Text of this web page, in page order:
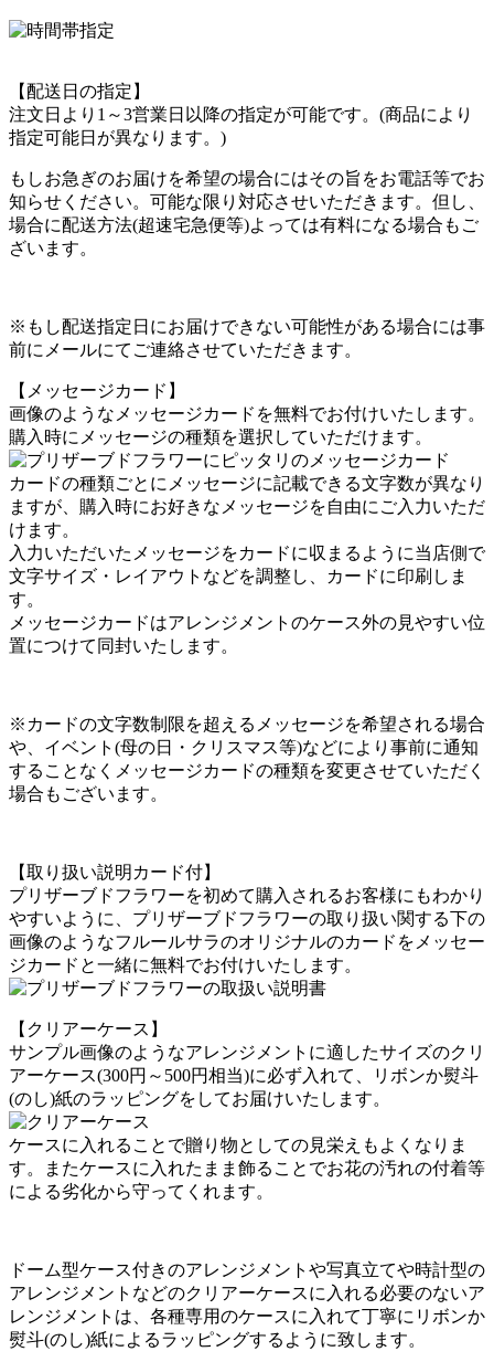
【配送日の指定】
注文日より1～3営業日以降の指定が可能です。(商品により
指定可能日が異なります。)
もしお急ぎのお届けを希望の場合にはその旨をお電話等でお
知らせください。可能な限り対応させいただきます。但し、
場合に配送方法(超速宅急便等)よっては有料になる場合もご
ざいます。
※もし配送指定日にお届けできない可能性がある場合には事
前にメールにてご連絡させていただきます。
【メッセージカード】
画像のようなメッセージカードを無料でお付けいたします。
購入時にメッセージの種類を選択していただけます。
カードの種類ごとにメッセージに記載できる文字数が異なり
ますが、購入時にお好きなメッセージを自由にご入力いただ
けます。
入力いただいたメッセージをカードに収まるように当店側で
文字サイズ・レイアウトなどを調整し、カードに印刷しま
す。
メッセージカードはアレンジメントのケース外の見やすい位
置につけて同封いたします。
※カードの文字数制限を超えるメッセージを希望される場合
や、イベント(母の日・クリスマス等)などにより事前に通知
することなくメッセージカードの種類を変更させていただく
場合もございます。
【取り扱い説明カード付】
プリザーブドフラワーを初めて購入されるお客様にもわかり
やすいように、プリザーブドフラワーの取り扱い関する下の
画像のようなフルールサラのオリジナルのカードをメッセー
ジカードと一緒に無料でお付けいたします。
【クリアーケース】
サンプル画像のようなアレンジメントに適したサイズのクリ
アーケース(300円～500円相当)に必ず入れて、リボンか熨斗
(のし)紙のラッピングをしてお届けいたします。
ケースに入れることで贈り物としての見栄えもよくなりま
す。またケースに入れたまま飾ることでお花の汚れの付着等
による劣化から守ってくれます。
ドーム型ケース付きのアレンジメントや写真立てや時計型の
アレンジメントなどのクリアーケースに入れる必要のないア
レンジメントは、各種専用のケースに入れて丁寧にリボンか
熨斗(のし)紙によるラッピングするように致します。